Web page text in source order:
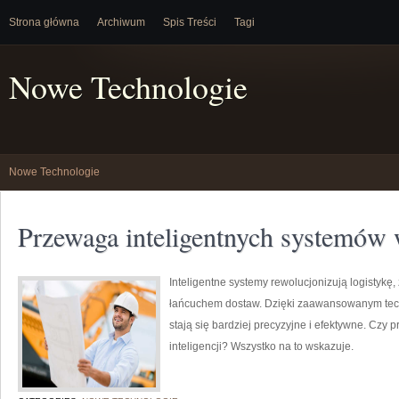
Strona główna Archiwum Spis Treści Tagi
Nowe Technologie
Nowe Technologie
Przewaga inteligentnych
Inteligentne systemy rewolucjonizują
łańcuchem dostaw. Dzięki zaawansowanym
stają się bardziej precyzyjne i efektywne. Czy
inteligencji? Wszystko na to wskazuje.